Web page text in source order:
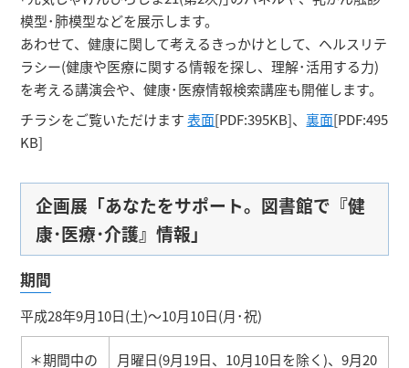
模型･肺模型などを展示します。
あわせて、健康に関して考えるきっかけとして、ヘルスリテ
ラシー(健康や医療に関する情報を探し、理解･活用する力)
を考える講演会や、健康･医療情報検索講座も開催します。
チラシをご覧いただけます表面[PDF:395KB]、裏面[PDF:495
KB]
企画展「あなたをサポート。図書館で『健
康･医療･介護』情報」
期間
平成28年9月10日(土)～10月10日(月･祝)
＊期間中の
月曜日(9月19日、10月10日を除く)、9月20